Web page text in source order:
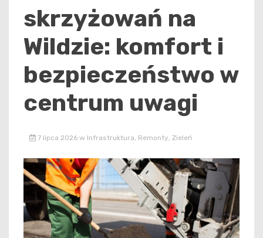
skrzyżowań na
Wildzie: komfort i
bezpieczeństwo w
centrum uwagi
7 lipca 2026 w Infrastruktura, Remonty, Zieleń